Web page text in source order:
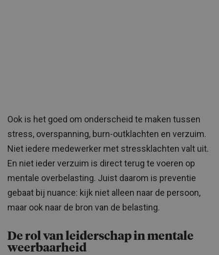
Ook is het goed om onderscheid te maken tussen
stress, overspanning, burn-outklachten en verzuim.
Niet iedere medewerker met stressklachten valt uit.
En niet ieder verzuim is direct terug te voeren op
mentale overbelasting. Juist daarom is preventie
gebaat bij nuance: kijk niet alleen naar de persoon,
maar ook naar de bron van de belasting.
De rol van leiderschap in mentale
weerbaarheid